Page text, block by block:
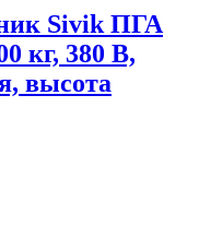
Sivik ПГА
кг, 380 В,
высота